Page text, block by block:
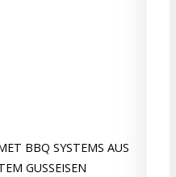
BBQ SYSTEMS AUS
GUSSEISEN